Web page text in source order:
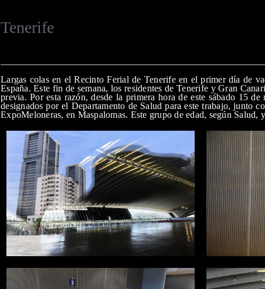
Tenerife
Largas colas en el Recinto Ferial de Tenerife en el primer día de
España. Este fin de semana, los residentes de Tenerife y Gran
previa. Por esta razón, desde la primera hora de este sábado 15
designados por el Departamento de Salud para este trabajo, junto
ExpoMeloneras, en Maspalomas. Este grupo de edad, según Salud,